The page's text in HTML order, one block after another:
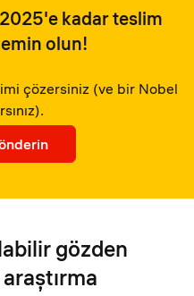
2025'e kadar teslim
olun!
çözersiniz (ve bir Nobel
gözden